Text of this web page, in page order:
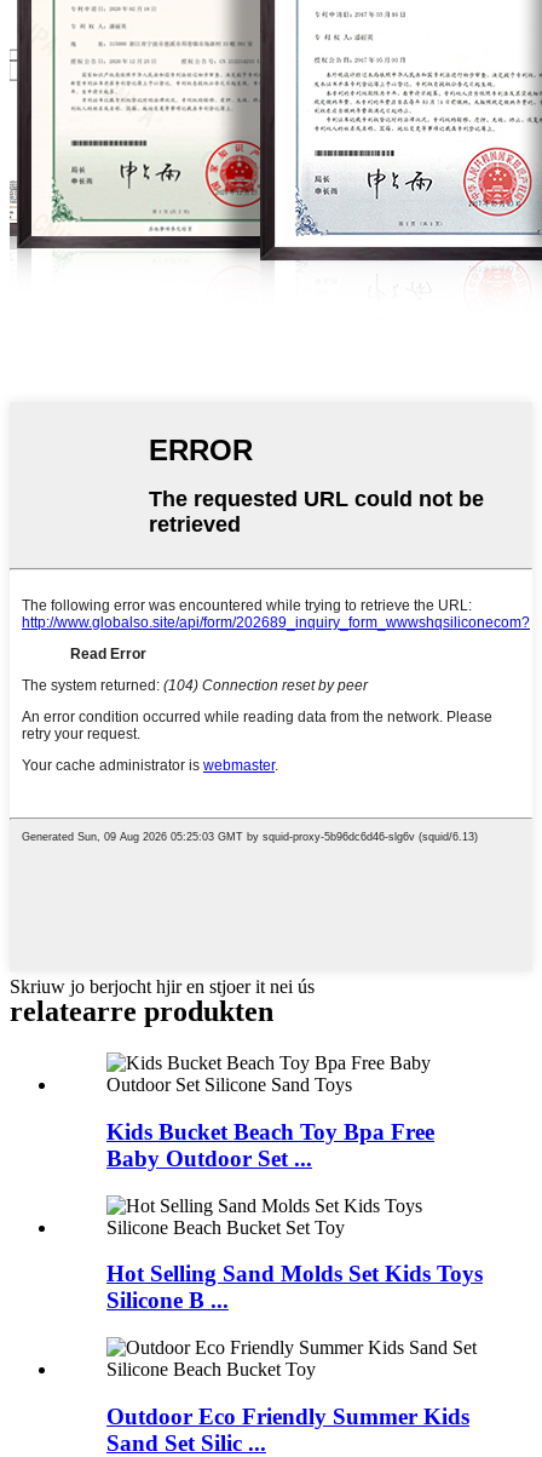
Skriuw jo berjocht hjir en stjoer it nei ús
relatearre produkten
Kids Bucket Beach Toy Bpa Free
Baby Outdoor Set ...
Hot Selling Sand Molds Set Kids Toys
Silicone B ...
Outdoor Eco Friendly Summer Kids
Sand Set Silic ...